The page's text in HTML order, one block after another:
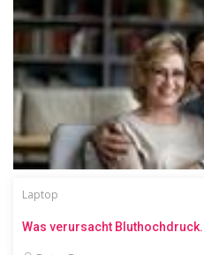
Laptop
Was verursacht